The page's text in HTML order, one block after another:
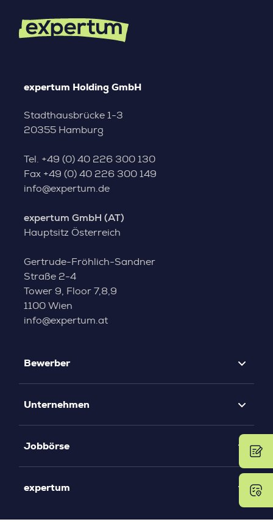
expertum Holding GmbH
Stadthausbrücke 1-3
20355 Hamburg
Tel. +49 (0) 40 226 300 130
Fax +49 (0) 40 226 300 149
info@expertum.de
expertum GmbH (AT)
Hauptsitz Österreich
Gertrude-Fröhlich-Sandner
Straße 2-4
Tower 9, Floor 7,8,9
1100 Wien
info@expertum.at
Bewerber
Unternehmen
Jobbörse
expertum